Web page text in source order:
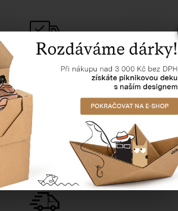
Doprava zdarma
5000 Kč bez DPH
Věrnostní program
pro věrné zákazníky